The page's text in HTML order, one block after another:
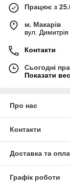
Працює з
м. Макарів
вул.
Контакти
Сьогодні
Показати
Про нас
Контакти
Доставка та
Графік роботи